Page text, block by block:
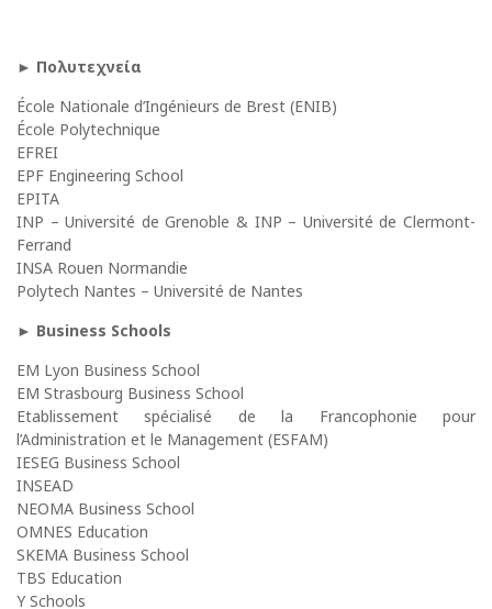
► Πολυτεχνεία
École Nationale d’Ingénieurs de Brest (ENIB)
École Polytechnique
EFREI
EPF Engineering School
EPITA
INP – Université de Grenoble & INP – Université de Clermont-
Ferrand
INSA Rouen Normandie
Polytech Nantes – Université de Nantes
► Business Schools
EM Lyon Business School
EM Strasbourg Business School
Etablissement spécialisé de la Francophonie pour
l’Administration et le Management (ESFAM)
IESEG Business School
INSEAD
NEOMA Business School
OMNES Education
SKEMA Business School
TBS Education
Y Schools